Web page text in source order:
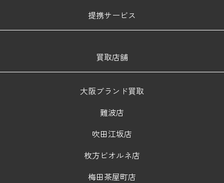
提携サービス
買取店舗
大阪ブランド買取
難波店
吹田江坂店
枚方ビオルネ店
梅田茶屋町店